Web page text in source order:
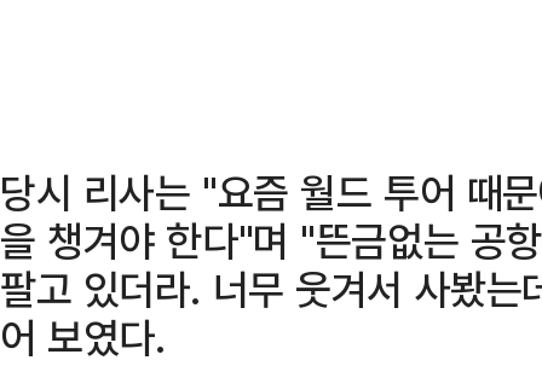
당시 리사는 "요즘 월드 투어 때
을 챙겨야 한다"며 "뜬금없는 공
팔고 있더라. 너무 웃겨서 사봤
어 보였다.